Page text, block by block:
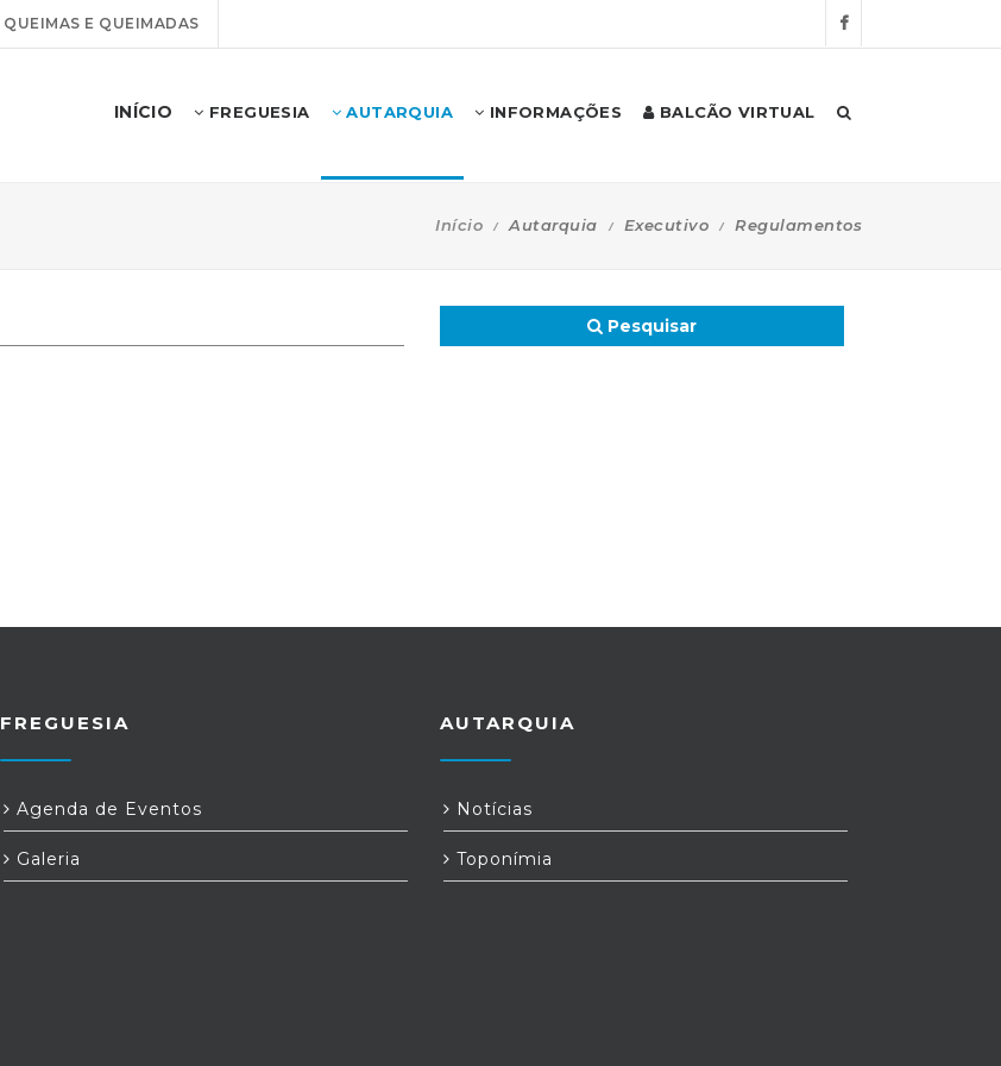
QUEIMAS E QUEIMADAS
INÍCIO FREGUESIA AUTARQUIA INFORMAÇÕES BALCÃO VIRTUAL
Início Autarquia Executivo Regulamentos
Pesquisar
FREGUESIA
Agenda de Eventos
Galeria
AUTARQUIA
Notícias
Toponímia